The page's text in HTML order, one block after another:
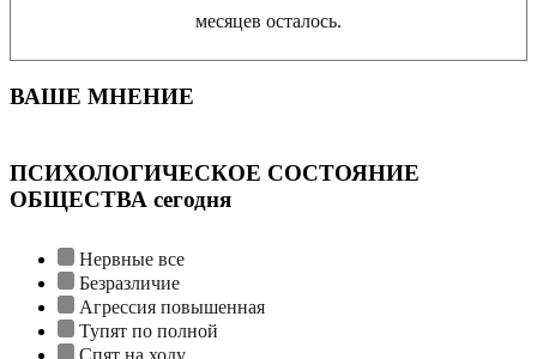
месяцев осталось.
ВАШЕ МНЕНИЕ
ПСИХОЛОГИЧЕСКОЕ СОСТОЯНИЕ
ОБЩЕСТВА сегодня
Нервные все
Безразличие
Агрессия повышенная
Тупят по полной
Спят на ходу